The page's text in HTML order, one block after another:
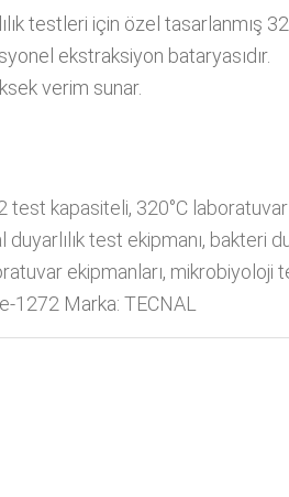
testleri için özel tasarlanmış
ekstraksiyon bataryasıdır.
verim sunar.
test kapasiteli, 320°C laboratuvar
test ekipmanı, bakteri
ekipmanları, mikrobiyoloji
1272 Marka: TECNAL